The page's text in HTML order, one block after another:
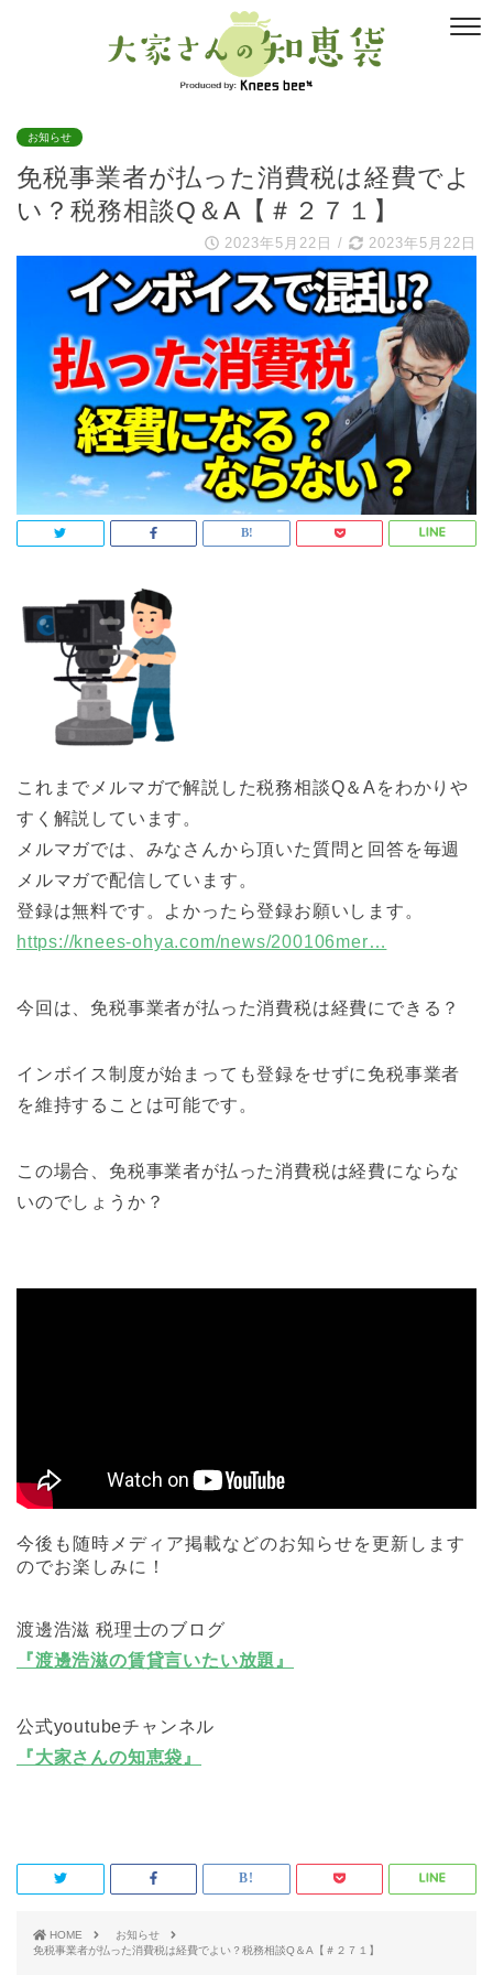
お知らせ
免税事業者が払った消費税は経費でよ
い？税務相談Q＆A【＃２７１】
2023年5月22日 / 2023年5月22日
これまでメルマガで解説した税務相談Q＆Aをわかりや
すく解説しています。
メルマガでは、みなさんから頂いた質問と回答を毎週
メルマガで配信しています。
登録は無料です。よかったら登録お願いします。
https://knees-ohya.com/news/200106mer…
今回は、免税事業者が払った消費税は経費にできる？
インボイス制度が始まっても登録をせずに免税事業者
を維持することは可能です。
この場合、免税事業者が払った消費税は経費にならな
いのでしょうか？
今後も随時メディア掲載などのお知らせを更新します
のでお楽しみに！
渡邊浩滋 税理士のブログ
『渡邊浩滋の賃貸言いたい放題』
公式youtubeチャンネル
『大家さんの知恵袋』
HOME
お知らせ
免税事業者が払った消費税は経費でよい？税務相談Q＆A【＃２７１】